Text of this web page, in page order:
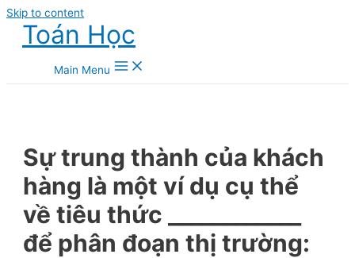
Skip to content
Toán Học
Main Menu
Sự trung thành của khách
hàng là một ví dụ cụ thể
về tiêu thức ____________
để phân đoạn thị trường: